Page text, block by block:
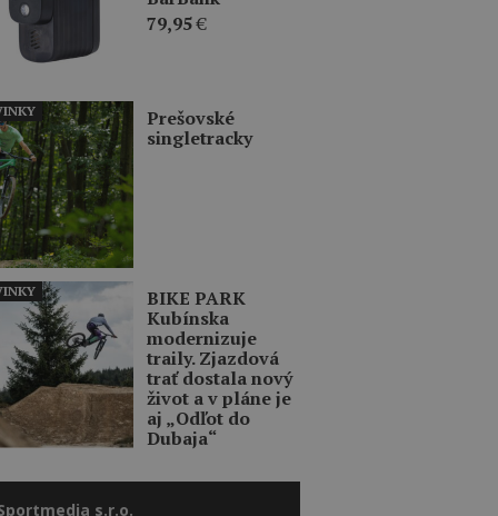
79,95€
Prešovské
singletracky
BIKE PARK
Kubínska
modernizuje
traily. Zjazdová
trať dostala nový
život a v pláne je
aj „Odľot do
Dubaja“
s.r.o.